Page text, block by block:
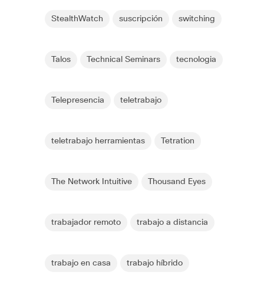
StealthWatch suscripción switching
Talos Technical Seminars tecnologia
Telepresencia teletrabajo
teletrabajo herramientas Tetration
The Network Intuitive Thousand Eyes
trabajador remoto trabajo a distancia
trabajo en casa trabajo híbrido